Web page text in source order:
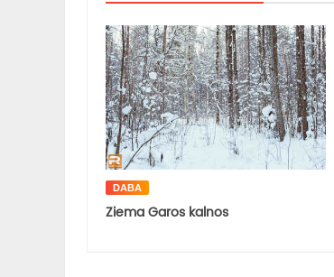
DABA
Ziema Garos kalnos